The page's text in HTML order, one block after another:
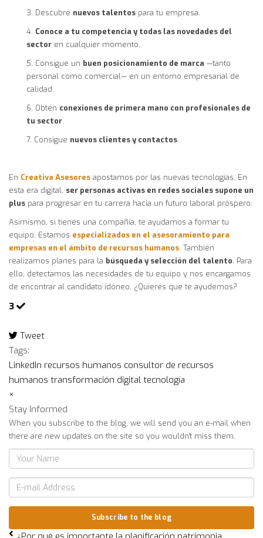
3. Descubre nuevos talentos para tu empresa.
4. Conoce a tu competencia y todas las novedades del
sector en cualquier momento.
5. Consigue un buen posicionamiento de marca —tanto
personal como comercial— en un entorno empresarial de
calidad.
6. Obtén conexiones de primera mano con profesionales de
tu sector.
7. Consigue nuevos clientes y contactos.
En Creativa Asesores apostamos por las nuevas tecnologías. En
esta era digital, ser personas activas en redes sociales supone un
plus para progresar en tu carrera hacia un futuro laboral próspero.
Asimismo, si tienes una compañía, te ayudamos a formar tu
equipo. Estamos especializados en el asesoramiento para
empresas en el ámbito de recursos humanos. También
realizamos planes para la búsqueda y selección del talento. Para
ello, detectamos las necesidades de tu equipo y nos encargamos
de encontrar al candidato idóneo. ¿Quieres que te ayudemos?
3
Tweet
pinterest
Tags:
LinkedIn recursos humanos consultor de recursos
humanos transformación digital tecnología
×
Stay Informed
When you subscribe to the blog, we will send you an e-mail when
there are new updates on the site so you wouldn't miss them.
Your
Name
mail
Subscribe to the blog